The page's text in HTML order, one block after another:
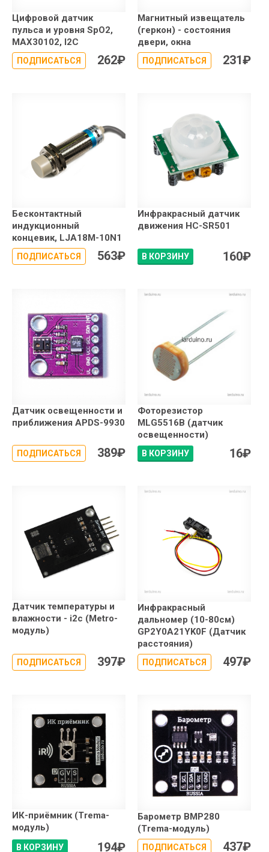
Цифровой датчик
пульса и уровня SpO2,
MAX30102, I2C
ПОДПИСАТЬСЯ 262₽
Магнитный извещатель
(геркон) - состояния
двери, окна
ПОДПИСАТЬСЯ 231₽
Бесконтактный
индукционный
концевик, LJA18M-10N1
ПОДПИСАТЬСЯ 563₽
Инфракрасный датчик
движения HC-SR501
В КОРЗИНУ 160₽
Датчик освещенности и
приближения APDS-9930
ПОДПИСАТЬСЯ 389₽
Фоторезистор
MLG5516B (датчик
освещенности)
В КОРЗИНУ 16₽
Датчик температуры и
влажности - i2c (Metro-
модуль)
ПОДПИСАТЬСЯ 397₽
Инфракрасный
дальномер (10-80см)
GP2Y0A21YK0F (Датчик
расстояния)
ПОДПИСАТЬСЯ 497₽
ИК-приёмник (Trema-
модуль)
В КОРЗИНУ 194₽
Барометр BMP280
(Trema-модуль)
ПОДПИСАТЬСЯ 437₽